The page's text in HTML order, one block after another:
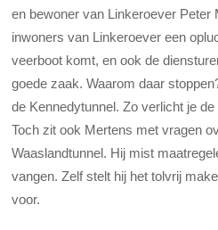
en bewoner van Linkeroever Peter
inwoners van Linkeroever een
veerboot komt, en ook de
goede zaak. Waarom daar
de Kennedytunnel. Zo verlicht je
Toch zit ook Mertens met vragen
Waaslandtunnel. Hij mist
vangen. Zelf stelt hij het tolvrij
voor.